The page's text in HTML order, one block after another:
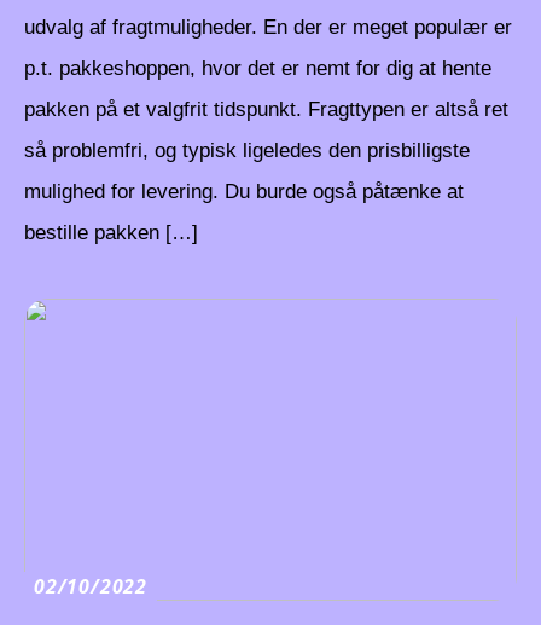
udvalg af fragtmuligheder. En der er meget populær er
p.t. pakkeshoppen, hvor det er nemt for dig at hente
pakken på et valgfrit tidspunkt. Fragttypen er altså ret
så problemfri, og typisk ligeledes den prisbilligste
mulighed for levering. Du burde også påtænke at
bestille pakken […]
02/10/2022